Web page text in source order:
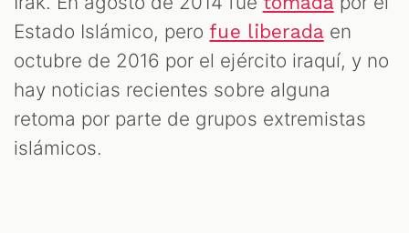
Estado Islámico, pero fue liberadaen
octubre de 2016 por el ejército iraquí, y no
hay noticias recientes sobre alguna
retoma por parte de grupos extremistas
islámicos.